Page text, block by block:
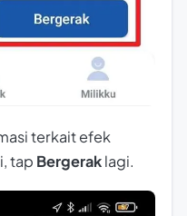
terkait efek
tap Bergeraklagi.